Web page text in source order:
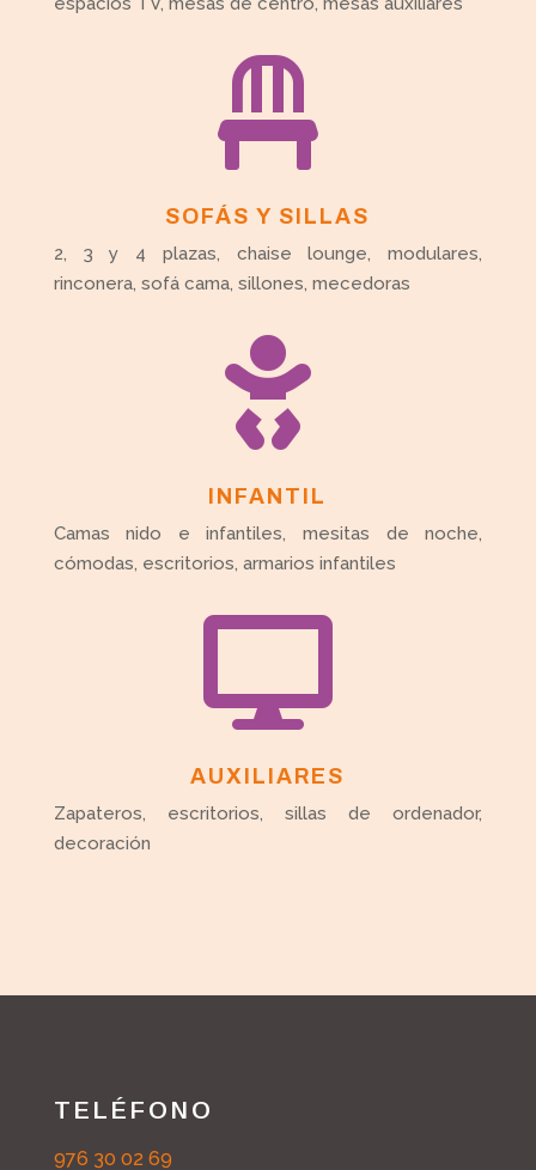

SOFÁS Y SILLAS
2, 3 y 4 plazas, chaise lounge, modulares,
rinconera, sofá cama, sillones, mecedoras

INFANTIL
Camas nido e infantiles, mesitas de noche,
cómodas, escritorios, armarios infantiles

AUXILIARES
Zapateros, escritorios, sillas de ordenador,
decoración
TELÉFONO
976 30 02 69